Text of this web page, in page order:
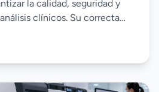
la calidad, seguridad y
clínicos. Su correcta
el control de calidad y
en beneficio de los